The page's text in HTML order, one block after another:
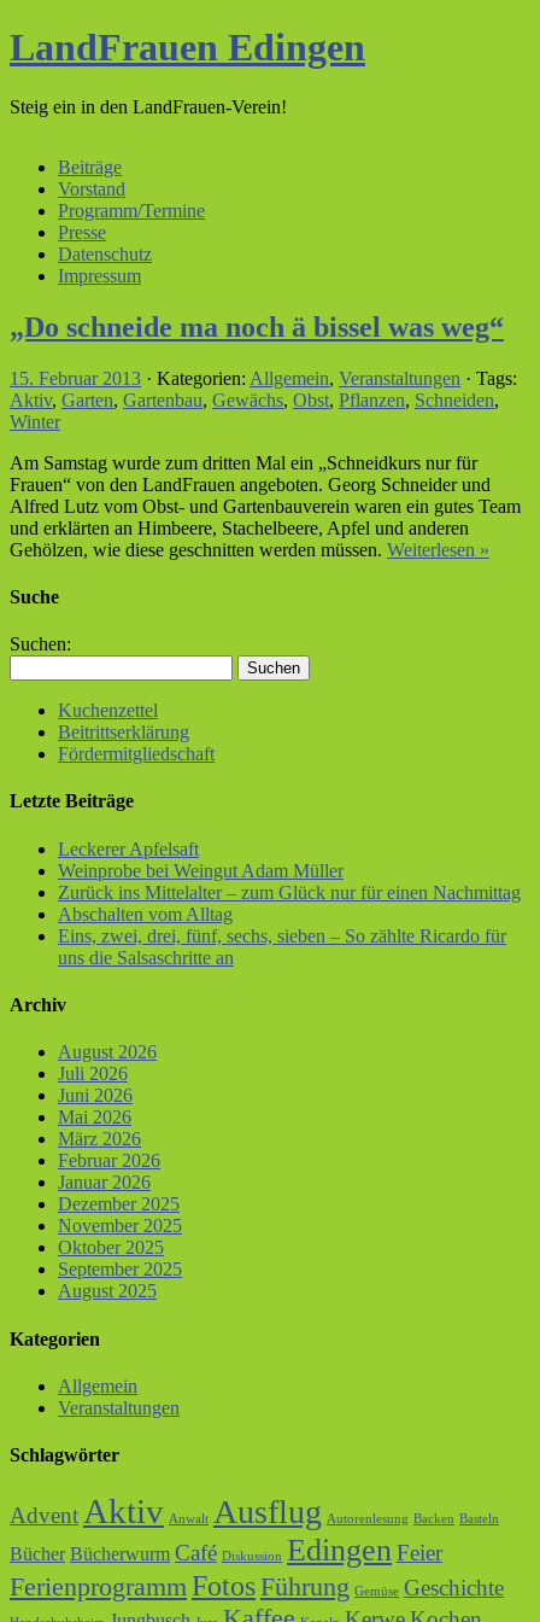
LandFrauen Edingen
Steig ein in den LandFrauen-Verein!
Beiträge
Vorstand
Programm/Termine
Presse
Datenschutz
Impressum
„Do schneide ma noch ä bissel was weg“
15. Februar 2013 · Kategorien: Allgemein, Veranstaltungen · Tags:
Aktiv, Garten, Gartenbau, Gewächs, Obst, Pflanzen, Schneiden,
Winter
Am Samstag wurde zum dritten Mal ein „Schneidkurs nur für
Frauen“ von den LandFrauen angeboten. Georg Schneider und
Alfred Lutz vom Obst- und Gartenbauverein waren ein gutes Team
und erklärten an Himbeere, Stachelbeere, Apfel und anderen
Gehölzen, wie diese geschnitten werden müssen. Weiterlesen »
Suche
Suchen:
Kuchenzettel
Beitrittserklärung
Fördermitgliedschaft
Letzte Beiträge
Leckerer Apfelsaft
Weinprobe bei Weingut Adam Müller
Zurück ins Mittelalter – zum Glück nur für einen Nachmittag
Abschalten vom Alltag
Eins, zwei, drei, fünf, sechs, sieben – So zählte Ricardo für
uns die Salsaschritte an
Archiv
August 2026
Juli 2026
Juni 2026
Mai 2026
März 2026
Februar 2026
Januar 2026
Dezember 2025
November 2025
Oktober 2025
September 2025
August 2025
Kategorien
Allgemein
Veranstaltungen
Schlagwörter
Advent Aktiv Anwalt Ausflug Autorenlesung Backen Basteln
Bücher Bücherwurm Café Diskussion EdingenFeier
FerienprogrammFotosFührung Gemüse Geschichte